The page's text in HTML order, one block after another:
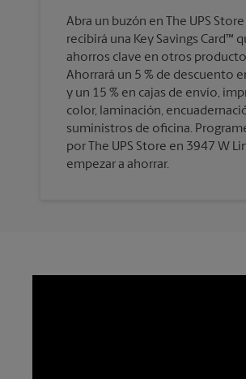
Abra un buzón en The UPS
recibirá una Key Savings Card™
ahorros clave en otros
Ahorrará un 5 % de descuento
y un 15 % en cajas de envío,
color, laminación,
suministros de oficina.
por The UPS Store en 3947 W
empezar a ahorrar.